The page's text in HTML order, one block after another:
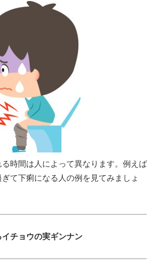
る時間は人によって異なります。例えば
て下痢になる人の例を見てみましょ
チョウの実ギンナン